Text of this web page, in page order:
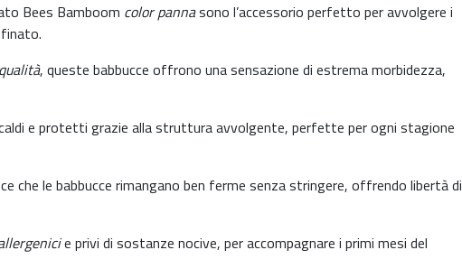
Bees Bamboom color pannasono l’accessorio perfetto per avvolgere i
, queste babbucce offrono una sensazione di estrema morbidezza,
e protetti grazie alla struttura avvolgente, perfette per ogni stagione
che le babbucce rimangano ben ferme senza stringere, offrendo libertà di
e privi di sostanze nocive, per accompagnare i primi mesi del